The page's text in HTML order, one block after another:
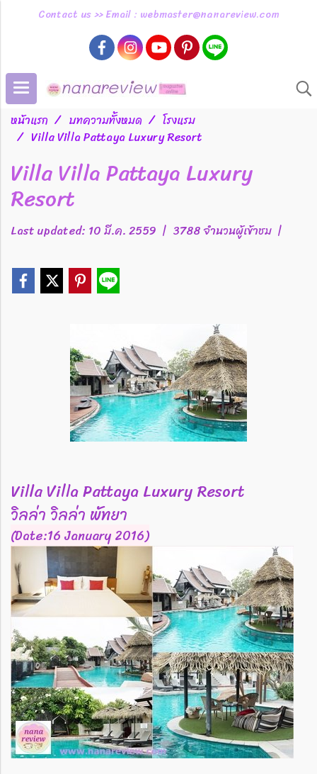
Contact us >> Email : webmaster@nanareview.com
หน้าแรก บทความทั้งหมด
โรงแรม
Villa Villa Pattaya Luxury Resort
Villa Villa Pattaya Luxury
Resort
Last updated: 10 มี.ค. 2559 | 3788 จำนวนผู้เข้าชม |
Villa Villa Pattaya Luxury Resort
วิลล่า วิลล่า พัทยา
(Date:16 January 2016)